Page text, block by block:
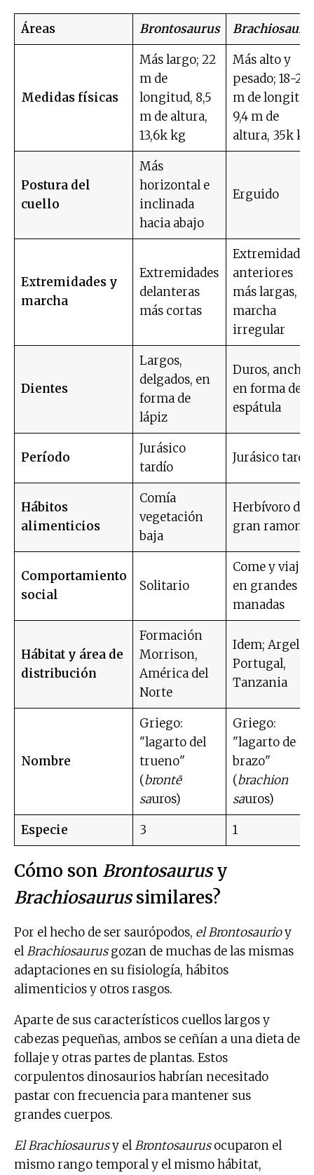
Áreas Brontosaurus
Medidas físicas
Más largo; 22
m de
longitud, 8,5
m de altura,
13,6k kg
Más alto y
pesado; 18-21
m de
9,4 m de
altura, 35k kg
Postura del
cuello
Más
horizontal e
inclinada
hacia abajo
Erguido
Extremidades y
marcha
Extremidades
delanteras
más cortas
Extremidades
anteriores
más largas,
marcha
irregular
Dientes
Largos,
delgados, en
forma de
lápiz
Duros,
en forma de
espátula
Período
Jurásico
tardío
Jurásico
Hábitos
alimenticios
Comía
vegetación
baja
Herbívoro de
gran
Comportamiento
social
Solitario
Come y viaja
en grandes
manadas
Hábitat y área de
distribución
Formación
Morrison,
América del
Norte
Idem; Argelia,
Portugal,
Tanzania
Nombre
Griego:
"lagarto del
trueno"
(brontē
sauros)
Griego:
"lagarto de
brazo"
(brachion
sauros)
Especie
3 1
Cómo son Brontosaurusy
Brachiosaurussimilares?
Por el hecho de ser saurópodos, el Brontosaurioy
elBrachiosaurusgozan de muchas de las mismas
adaptaciones en su fisiología, hábitos
alimenticios y otros rasgos.
Aparte de sus característicos cuellos largos y
cabezas pequeñas, ambos se ceñían a una dieta de
follaje y otras partes de plantas. Estos
corpulentos dinosaurios habrían necesitado
pastar con frecuencia para mantener sus
grandes cuerpos.
El Brachiosaurusy elBrontosaurusocuparon el
mismo rango temporal y el mismo hábitat,